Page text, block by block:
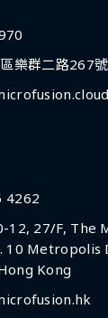
樂群二路267
4262
12, 27/F, The
10 Metropolis
Kong